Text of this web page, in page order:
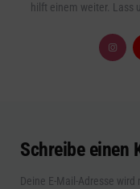
hilft einem weiter. Lass
Schreibe einen
Deine E-Mail-Adresse wird